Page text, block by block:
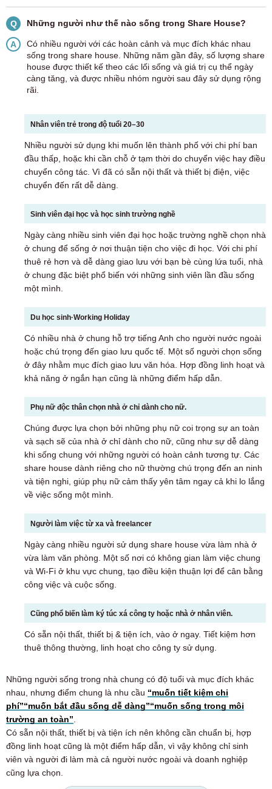
Q Những người như thế nào sống trong Share House?
A
Có nhiều người với các hoàn cảnh và mục đích khác nhau
sống trong share house. Những năm gần đây, số lượng share
house được thiết kế theo các lối sống và giá trị cụ thể ngày
càng tăng, và được nhiều nhóm người sau đây sử dụng rộng
rãi.
Nhân viên trẻ trong độ tuổi 20–30
Nhiều người sử dụng khi muốn lên thành phố với chi phí ban
đầu thấp, hoặc khi cần chỗ ở tạm thời do chuyển việc hay điều
chuyển công tác. Vì đã có sẵn nội thất và thiết bị điện, việc
chuyển đến rất dễ dàng.
Sinh viên đại học và học sinh trường nghề
Ngày càng nhiều sinh viên đại học hoặc trường nghề chọn nhà
ở chung để sống ở nơi thuận tiện cho việc đi học. Với chi phí
thuê rẻ hơn và dễ dàng giao lưu với bạn bè cùng lứa tuổi, nhà
ở chung đặc biệt phổ biến với những sinh viên lần đầu sống
một mình.
Du học sinh·Working Holiday
Có nhiều nhà ở chung hỗ trợ tiếng Anh cho người nước ngoài
hoặc chú trọng đến giao lưu quốc tế. Một số người chọn sống
ở đây nhằm mục đích giao lưu văn hóa. Hợp đồng linh hoạt và
khả năng ở ngắn hạn cũng là những điểm hấp dẫn.
Phụ nữ độc thân chọn nhà ở chỉ dành cho nữ.
Chúng được lựa chọn bởi những phụ nữ coi trọng sự an toàn
và sạch sẽ của nhà ở chỉ dành cho nữ, cũng như sự dễ dàng
khi sống chung với những người có hoàn cảnh tương tự. Các
share house dành riêng cho nữ thường chú trọng đến an ninh
và tiện nghi, giúp phụ nữ cảm thấy yên tâm ngay cả khi lo lắng
về việc sống một mình.
Người làm việc từ xa và freelancer
Ngày càng nhiều người sử dụng share house vừa làm nhà ở
vừa làm văn phòng. Một số nơi có không gian làm việc chung
và Wi-Fi ở khu vực chung, tạo điều kiện thuận lợi để cân bằng
công việc và cuộc sống.
Cũng phổ biến làm ký túc xá công ty hoặc nhà ở nhân viên.
Có sẵn nội thất, thiết bị & tiện ích, vào ở ngay. Tiết kiệm hơn
thuê thông thường, linh hoạt cho công ty sử dụng.
Những người sống trong nhà chung có độ tuổi và mục đích khác
nhau, nhưng điểm chung là nhu cầu “muốn tiết kiệm chi
phí”“muốn bắt đầu sống dễ dàng”“muốn sống trong môi
trường an toàn”
Có sẵn nội thất, thiết bị và tiện ích nên không cần chuẩn bị, hợp
đồng linh hoạt cũng là một điểm hấp dẫn, vì vậy không chỉ sinh
viên và người đi làm mà cả người nước ngoài và doanh nghiệp
cũng lựa chọn.